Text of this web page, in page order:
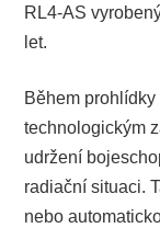
RL4-AS
let.
Během
technologickým
udržení
radiační situaci.
nebo